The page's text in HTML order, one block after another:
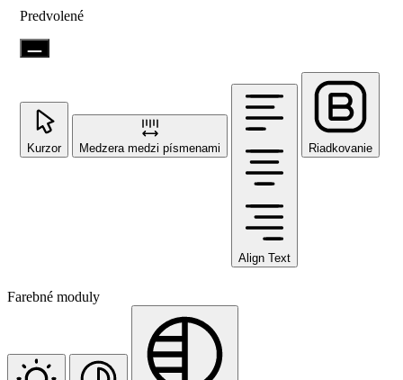
Predvolené
Kurzor Medzera medzi písmenami
Align Text
Riadkovanie
Farebné moduly